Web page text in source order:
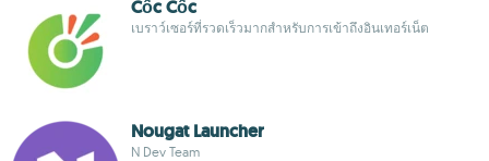
Cốc Cốc
เบราว์เซอร์ที่รวดเร็วมากสำหรับการเข้าถึงอินเทอร์เน็ต
Nougat Launcher
N Dev Team